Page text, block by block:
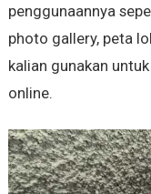
penggunaannya
photo gallery, peta
kalian gunakan
online.